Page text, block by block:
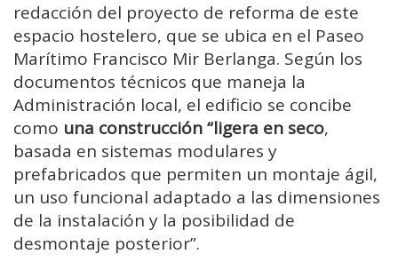
redacción del proyecto de reforma de este
espacio hostelero, que se ubica en el Paseo
Marítimo Francisco Mir Berlanga. Según los
documentos técnicos que maneja la
Administración local, el edificio se concibe
como una construcción “ligera en seco,
basada en sistemas modulares y
prefabricados que permiten un montaje ágil,
un uso funcional adaptado a las dimensiones
de la instalación y la posibilidad de
desmontaje posterior”.